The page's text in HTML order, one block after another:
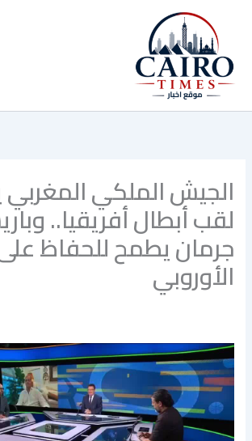
المحتوى
الجيش الملكي
لقب أبطال أفريقيا..
جرمان يطمح للحفاظ
الأوروبي